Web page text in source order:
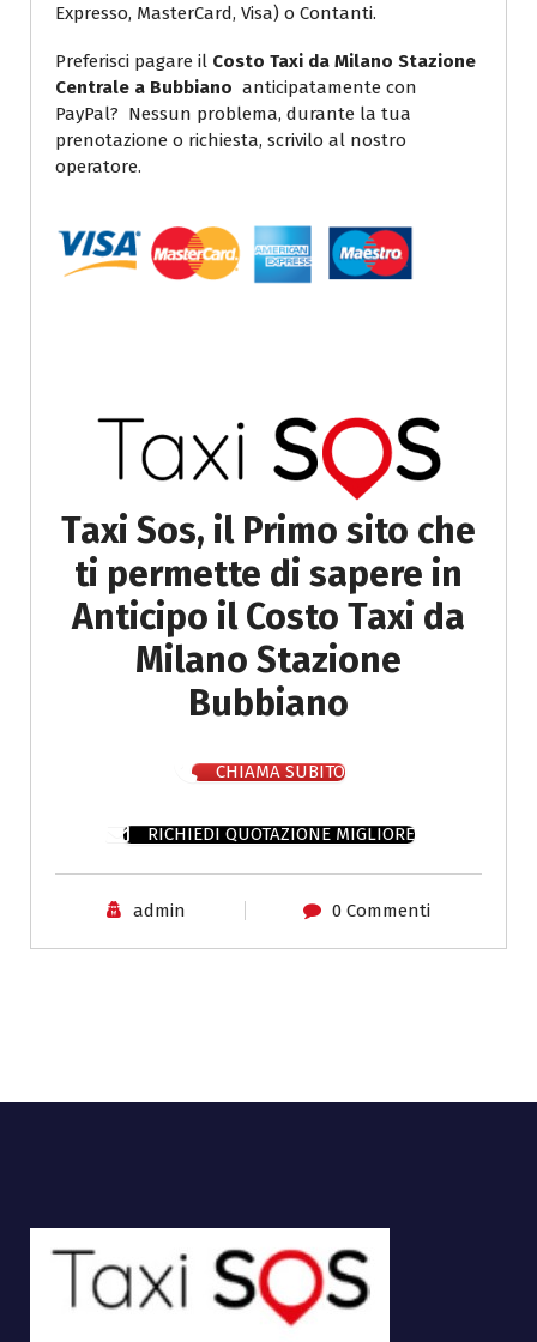
Expresso, MasterCard, Visa) o Contanti.
Preferisci pagare il Costo Taxi da Milano Stazione
Centrale a Bubbiano anticipatamente con
PayPal? Nessun problema, durante la tua
prenotazione o richiesta, scrivilo al nostro
operatore.
Taxi Sos, il Primo sito che
ti permette di sapere in
Anticipo il Costo Taxi da
Milano Stazione
Bubbiano
CHIAMA SUBITO
RICHIEDI QUOTAZIONE MIGLIORE
admin 0 Commenti